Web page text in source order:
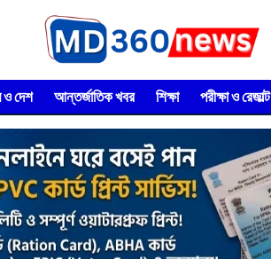
ও দেশ আন্তর্জাতিক খবর শিক্ষা পরীক্ষা ও রেজাল্ট